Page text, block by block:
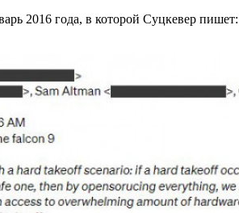
2016 года, в которой Суцкевер